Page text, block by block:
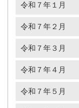
令和７年１月
令和７年２月
令和７年３月
令和７年４月
令和７年５月